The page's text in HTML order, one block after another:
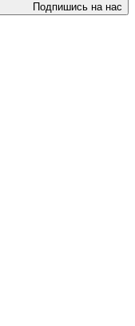
Подпишись на нас